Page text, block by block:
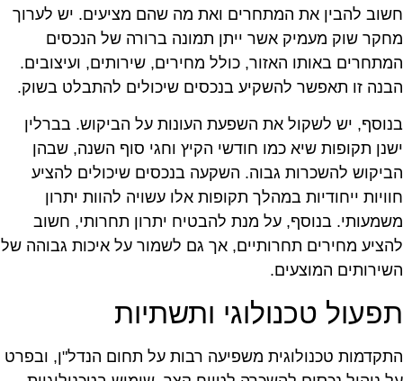
להבין את המתחרים ואת מה שהם מציעים. יש לערוך
שוק מעמיק אשר ייתן תמונה ברורה של הנכסים
באותו האזור, כולל מחירים, שירותים, ועיצובים.
זו תאפשר להשקיע בנכסים שיכולים להתבלט בשוק.
יש לשקול את השפעת העונות על הביקוש. בברלין
תקופות שיא כמו חודשי הקיץ וחגי סוף השנה, שבהן
להשכרות גבוה. השקעה בנכסים שיכולים להציע
ייחודיות במהלך תקופות אלו עשויה להוות יתרון
בנוסף, על מנת להבטיח יתרון תחרותי, חשוב
מחירים תחרותיים, אך גם לשמור על איכות גבוהה של
המוצעים.
טכנולוגי ותשתיות
טכנולוגית משפיעה רבות על תחום הנדל"ן, ובפרט